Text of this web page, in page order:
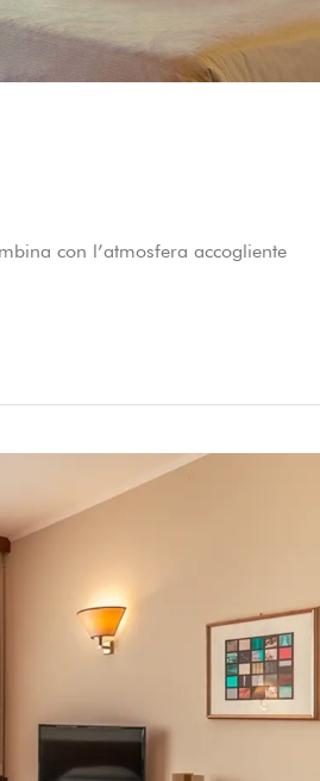
con l’atmosfera accogliente